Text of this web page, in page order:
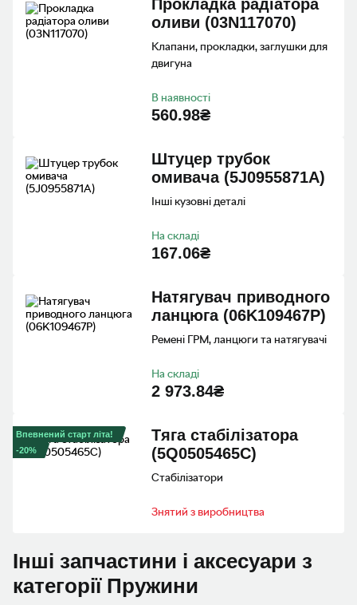
Прокладка радіатора
оливи (03N117070)
Клапани, прокладки, заглушки для
двигуна
560.98₴
В наявності
Штуцер трубок
омивача (5J0955871A)
Інші кузовні деталі
167.06₴
На складі
Натягувач приводного
ланцюга (06K109467P)
Ремені ГРМ, ланцюги та натягувачі
2 973.84₴
На складі
Впевнений старт літа!
-20%
Тяга стабiлiзатора
(5Q0505465C)
Стабілізатори
Знятий з виробництва
Інші запчастини і аксесуари з
категорії Пружини